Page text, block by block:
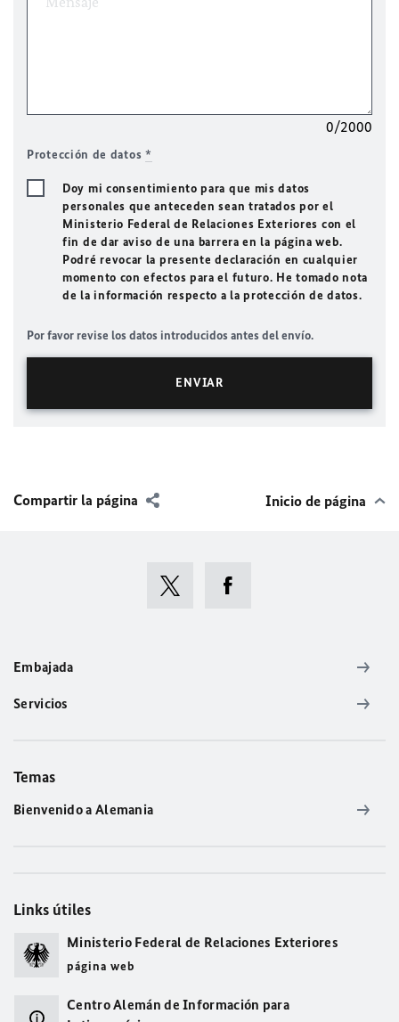
0/2000
Protección de datos *
Doy mi consentimiento para que mis datos
personales que anteceden sean tratados por el
Ministerio Federal de Relaciones Exteriores con el
fin de dar aviso de una barrera en la página web.
Podré revocar la presente declaración en cualquier
momento con efectos para el futuro. He tomado nota
de la información respecto a la protección de datos.
Por favor revise los datos introducidos antes del envío.
Compartir la página Inicio de página
Embajada
Servicios
Temas
Bienvenido a Alemania
Links útiles
Ministerio Federal de Relaciones Exteriores
página web
Centro Alemán de Información para